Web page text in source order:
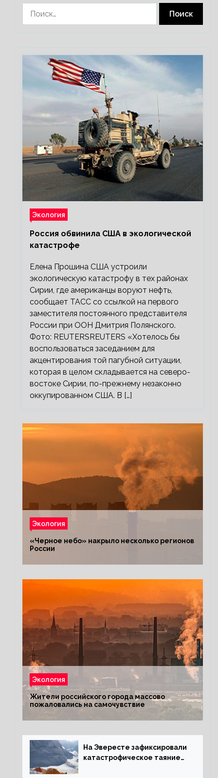
Экология
Россия обвинила США в экологической
катастрофе
Елена Прошина США устроили
экологическую катастрофу в тех районах
Сирии, где американцы воруют нефть,
сообщает ТАСС со ссылкой на первого
заместителя постоянного представителя
России при ООН Дмитрия Полянского.
Фото: REUTERSREUTERS «Хотелось бы
воспользоваться заседанием для
акцентирования той пагубной ситуации,
которая в целом складывается на северо-
востоке Сирии, по-прежнему незаконно
оккупированном США. В […]
Экология
«Черное небо» накрыло несколько регионов
России
Экология
Жители российского города массово
пожаловались на самочувствие
На Эвересте зафиксировали
катастрофическое таяние